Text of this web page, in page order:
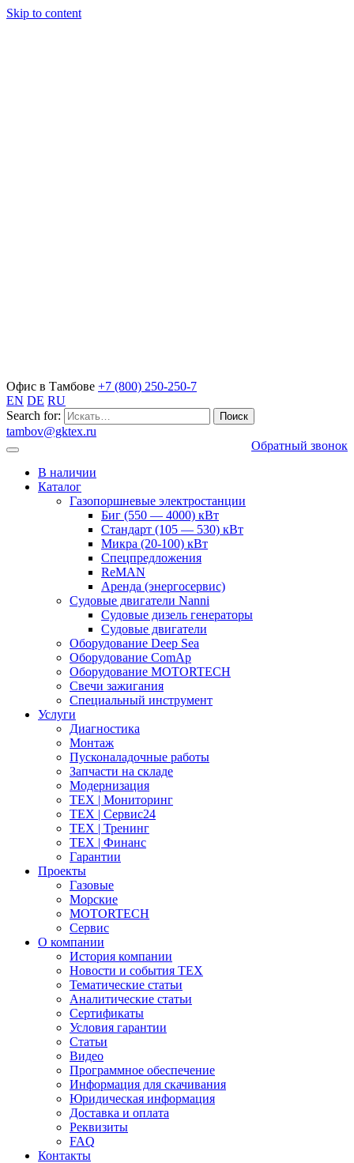
Skip to content
Офис в Тамбове +7 (800) 250-250-7
EN DE RU
Search for:
tambov@gktex.ru
Обратный звонок
В наличии
Каталог
Газопоршневые электростанции
Биг (550 — 4000) кВт
Стандарт (105 — 530) кВт
Микра (20-100) кВт
Спецпредложения
ReMAN
Аренда (энергосервис)
Судовые двигатели Nanni
Судовые дизель генераторы
Судовые двигатели
Оборудование Deep Sea
Оборудование ComAp
Оборудование MOTORTECH
Свечи зажигания
Специальный инструмент
Услуги
Диагностика
Монтаж
Пусконаладочные работы
Запчасти на складе
Модернизация
ТЕХ | Мониторинг
ТЕХ | Сервис24
ТЕХ | Тренинг
ТЕХ | Финанс
Гарантии
Проекты
Газовые
Морские
MOTORTECH
Сервис
О компании
История компании
Новости и события ТЕХ
Тематические статьи
Аналитические статьи
Сертификаты
Условия гарантии
Статьи
Видео
Программное обеспечение
Информация для скачивания
Юридическая информация
Доставка и оплата
Реквизиты
FAQ
Контакты